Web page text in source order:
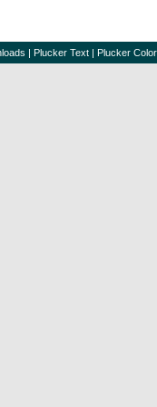
| Plucker Text | Plucker Color